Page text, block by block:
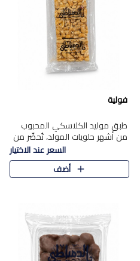
فولية
طبق موليد الكلاسكي المحبوب
من أشهر حلويات المولد، تُحضّر من
فول سوداني محمص بعناية
ومغلف بطبقة رقيقة من السكر
المكرمل، لتمنحك قرمشة أصيلة
السعر عند الاختيار
أضف